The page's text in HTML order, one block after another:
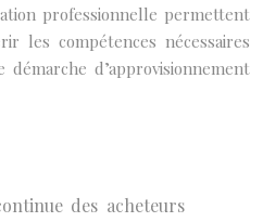
professionnelle permettent
les compétences nécessaires
démarche d’approvisionnement
des acheteurs